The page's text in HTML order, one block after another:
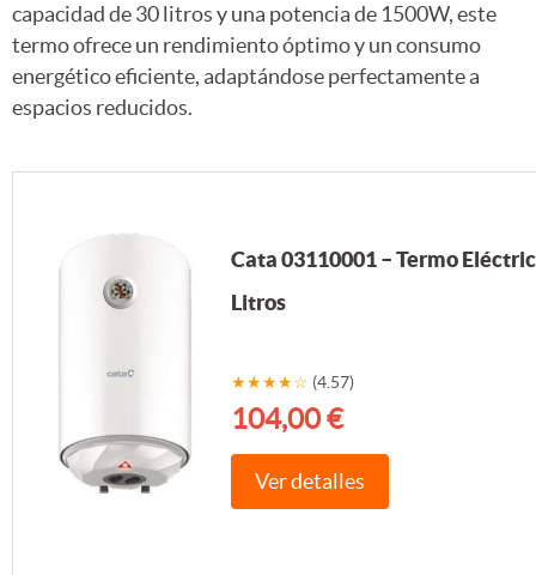
capacidad de 30 litros y una potencia de 1500W, este
termo ofrece un rendimiento óptimo y un consumo
energético eficiente, adaptándose perfectamente a
espacios reducidos.
Cata 03110001 – Termo
Litros
★★★★☆ (4.57)
104,00 €
Ver detalles